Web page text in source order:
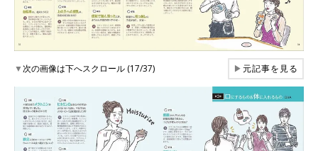
▼次の画像は下へスクロール (17/37) ▶元記事を見る